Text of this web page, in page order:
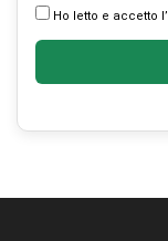
Ho letto e accetto l’